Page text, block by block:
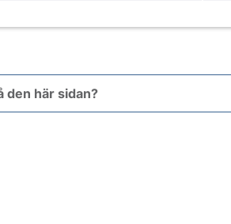
den här sidan?